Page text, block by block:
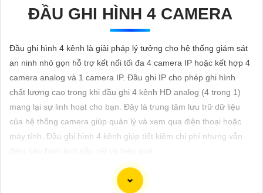
TƯ
VẤN
LẮP
ĐẶT
ĐẦU GHI HÌNH 4 CAMERA
Đầu ghi hình 4 kênh là giải pháp lý tưởng cho hệ thống giám sát
an ninh nhỏ gọn hỗ trợ kết nối tối đa 4 camera IP hoặc kết hợp 4
camera analog và 1 camera IP. Đầu ghi IP cho phép ghi hình
chất lượng cao trong khi đầu ghi 4 kênh HD analog (4 trong 1)
mang lại sự linh hoạt cho bạn. Đây là trung tâm lưu trữ dữ liệu
của hệ thống camera giúp quản lý và xem qua điện thoại hoặc
máy tính. Đầu ghi hình 4 kênh giúp tiết kiệm chi phí nhưng vẫn